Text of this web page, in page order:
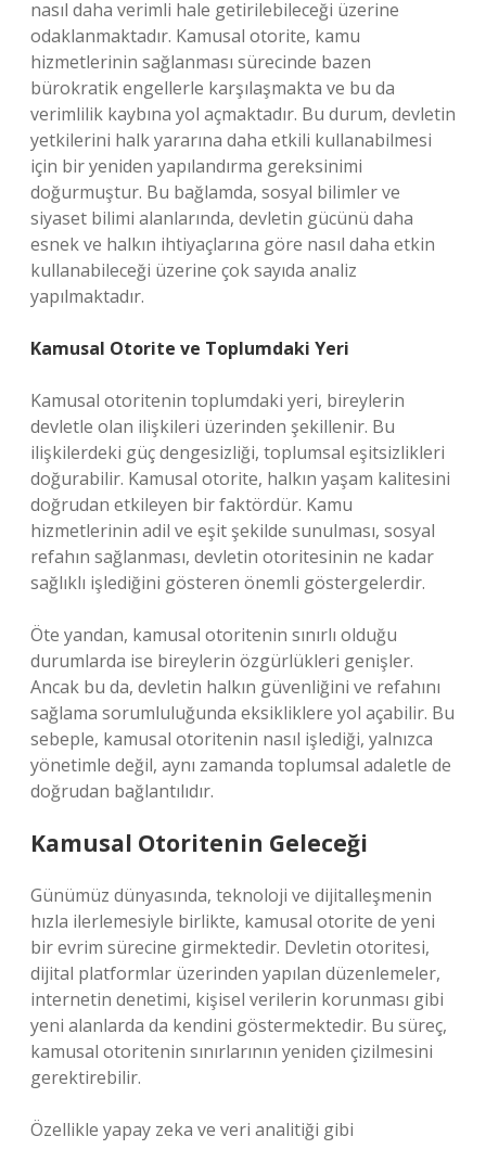
nasıl daha verimli hale getirilebileceği üzerine
odaklanmaktadır. Kamusal otorite, kamu
hizmetlerinin sağlanması sürecinde bazen
bürokratik engellerle karşılaşmakta ve bu da
verimlilik kaybına yol açmaktadır. Bu durum, devletin
yetkilerini halk yararına daha etkili kullanabilmesi
için bir yeniden yapılandırma gereksinimi
doğurmuştur. Bu bağlamda, sosyal bilimler ve
siyaset bilimi alanlarında, devletin gücünü daha
esnek ve halkın ihtiyaçlarına göre nasıl daha etkin
kullanabileceği üzerine çok sayıda analiz
yapılmaktadır.
Kamusal Otorite ve Toplumdaki Yeri
Kamusal otoritenin toplumdaki yeri, bireylerin
devletle olan ilişkileri üzerinden şekillenir. Bu
ilişkilerdeki güç dengesizliği, toplumsal eşitsizlikleri
doğurabilir. Kamusal otorite, halkın yaşam kalitesini
doğrudan etkileyen bir faktördür. Kamu
hizmetlerinin adil ve eşit şekilde sunulması, sosyal
refahın sağlanması, devletin otoritesinin ne kadar
sağlıklı işlediğini gösteren önemli göstergelerdir.
Öte yandan, kamusal otoritenin sınırlı olduğu
durumlarda ise bireylerin özgürlükleri genişler.
Ancak bu da, devletin halkın güvenliğini ve refahını
sağlama sorumluluğunda eksikliklere yol açabilir. Bu
sebeple, kamusal otoritenin nasıl işlediği, yalnızca
yönetimle değil, aynı zamanda toplumsal adaletle de
doğrudan bağlantılıdır.
Kamusal Otoritenin Geleceği
Günümüz dünyasında, teknoloji ve dijitalleşmenin
hızla ilerlemesiyle birlikte, kamusal otorite de yeni
bir evrim sürecine girmektedir. Devletin otoritesi,
dijital platformlar üzerinden yapılan düzenlemeler,
internetin denetimi, kişisel verilerin korunması gibi
yeni alanlarda da kendini göstermektedir. Bu süreç,
kamusal otoritenin sınırlarının yeniden çizilmesini
gerektirebilir.
Özellikle yapay zeka ve veri analitiği gibi